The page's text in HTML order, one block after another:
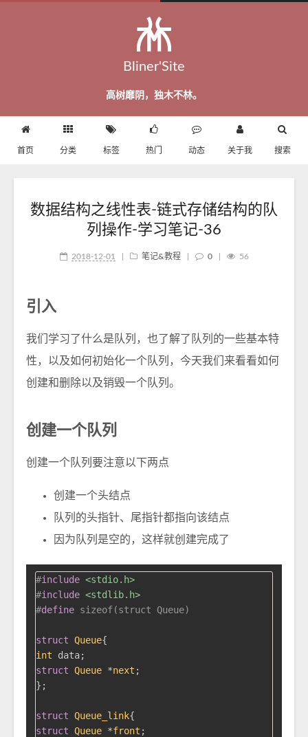
Bliner'Site
高树靡阴，独木不林。
首页 分类 标签 热门 动态 关于我 搜索
数据结构之线性表-链式存储结构的队
列操作-学习笔记-36
2018-12-01 笔记&教程 0 56
引入
我们学习了什么是队列，也了解了队列的一些基本特
性，以及如何初始化一个队列，今天我们来看看如何
创建和删除以及销毁一个队列。
创建一个队列
创建一个队列要注意以下两点
创建一个头结点
队列的头指针、尾指针都指向该结点
因为队列是空的，这样就创建完成了
#include <stdio.h>
#include <stdlib.h>
#define sizeof(struct Queue)
struct Queue{
int
struct Queue *next ;
};
struct Queue_link{
struct Queue *front ;